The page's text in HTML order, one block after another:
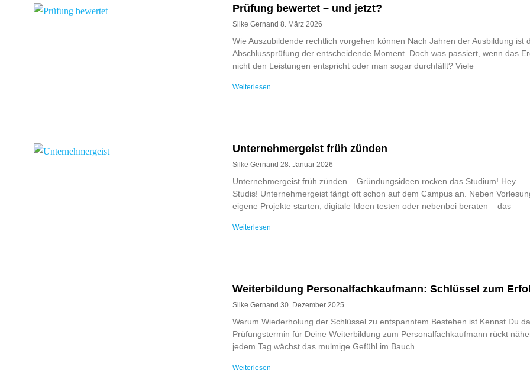
Prüfung bewertet – und jetzt?
Silke Gernand 8. März 2026
Wie Auszubildende rechtlich vorgehen können Nach Jahren der Ausbildung ist
Abschlussprüfung der entscheidende Moment. Doch was passiert, wenn das
nicht den Leistungen entspricht oder man sogar durchfällt? Viele
Weiterlesen
Unternehmergeist früh zünden
Silke Gernand 28. Januar 2026
Unternehmergeist früh zünden – Gründungsideen rocken das Studium! Hey
Studis! Unternehmergeist fängt oft schon auf dem Campus an. Neben
eigene Projekte starten, digitale Ideen testen oder nebenbei beraten – das
Weiterlesen
Weiterbildung Personalfachkaufmann: Schlüssel zum
Silke Gernand 30. Dezember 2025
Warum Wiederholung der Schlüssel zu entspanntem Bestehen ist Kennst Du
Prüfungstermin für Deine Weiterbildung zum Personalfachkaufmann rückt
jedem Tag wächst das mulmige Gefühl im Bauch.
Weiterlesen